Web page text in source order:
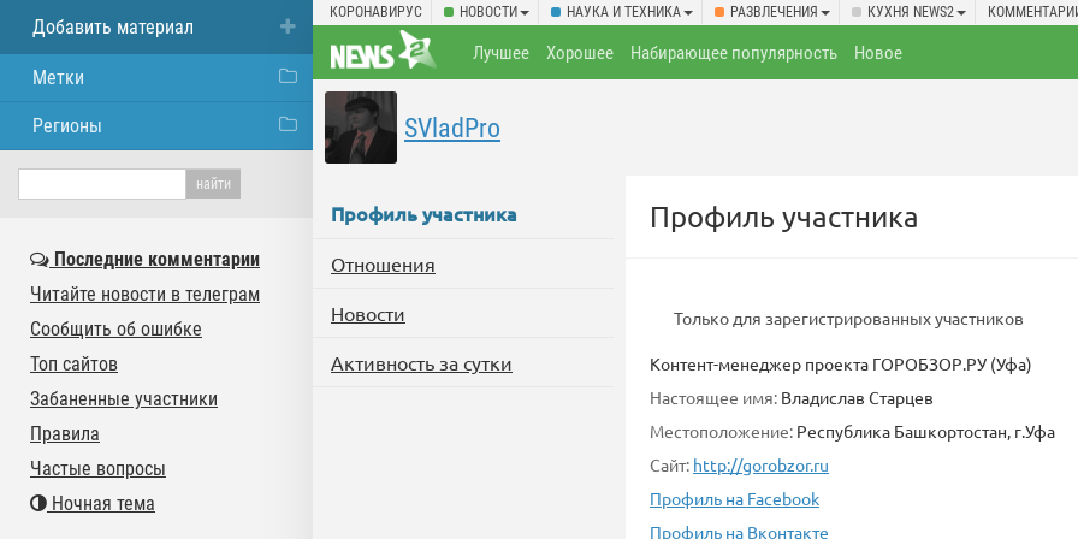
КОРОНАВИРУС НОВОСТИ НАУКА И ТЕХНИКА РАЗВЛЕЧЕНИЯ КУХНЯ NEWS2
Лучшее Хорошее Набирающее популярность Новое
SVladPro
Профиль участника
Отношения
Новости
Активность за сутки
Профиль участника
Только для зарегистрированных участников
Контент-менеджер проекта ГОРОБЗОР.РУ (Уфа)
Настоящее имя: Владислав Старцев
Местоположение: Республика Башкортостан, г.Уфа
Сайт: http://gorobzor.ru
Профиль на Facebook
Профиль на Вконтакте
Добавить материал
Метки
Регионы
Последние комментарии
Читайте новости в телеграм
Сообщить об ошибке
Топ сайтов
Забаненные участники
Правила
Частые вопросы
Ночная тема